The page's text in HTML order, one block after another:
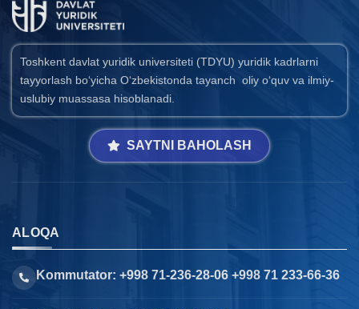
Toshkent davlat yuridik universiteti (TDYU) yuridik kadrlarni
tayyorlash bo‘yicha O‘zbekistonda tayanch oliy o‘quv va ilmiy-
uslubiy muassasa hisoblanadi.
SAYTNI BAHOLASH
ALOQA
Kommutator: +998 71-236-28-06 +998 71 233-66-36